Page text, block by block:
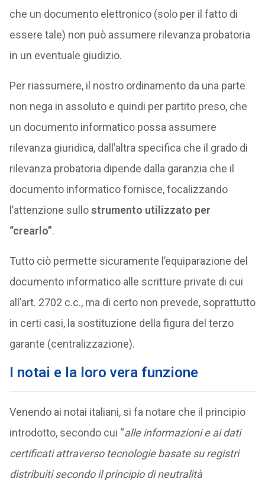
che un documento elettronico (solo per il fatto di
essere tale) non può assumere rilevanza probatoria
in un eventuale giudizio.
Per riassumere, il nostro ordinamento da una parte
non nega in assoluto e quindi per partito preso, che
un documento informatico possa assumere
rilevanza giuridica, dall’altra specifica che il grado di
rilevanza probatoria dipende dalla garanzia che il
documento informatico fornisce, focalizzando
l’attenzione sullostrumento utilizzato per
“crearlo”.
Tutto ciò permette sicuramente l’equiparazione del
documento informatico alle scritture private di cui
all’art. 2702 c.c., ma di certo non prevede, soprattutto
in certi casi, la sostituzione della figura del terzo
garante (centralizzazione).
I notai e la loro vera funzione
Venendo ai notai italiani, si fa notare che il principio
introdotto, secondo cui “alle informazioni e ai dati
certificati attraverso tecnologie basate su registri
distribuiti secondo il principio di neutralità